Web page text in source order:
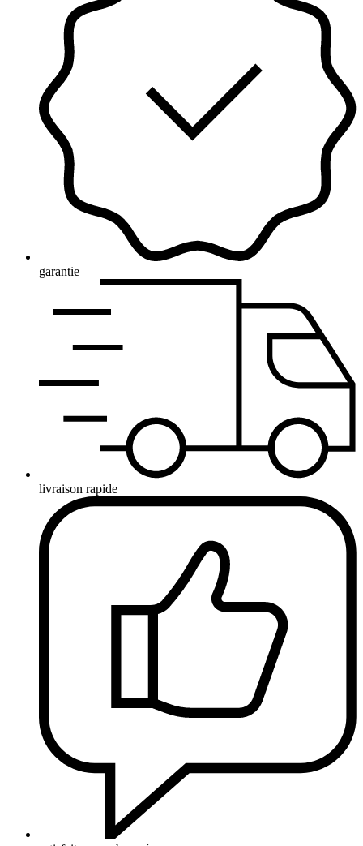
garantie
livraison rapide